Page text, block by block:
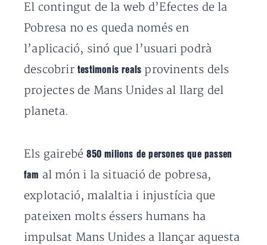
El contingut de la web d’Efectes de la
Pobresa no es queda només en
l’aplicació, sinó que l’usuari podrà
descobrirtestimonis reals provinents dels
projectes de Mans Unides al llarg del
planeta.
Els gairebé850 milions de persones que passen
fam al món i la situació de pobresa,
explotació, malaltia i injustícia que
pateixen molts éssers humans ha
impulsat Mans Unides a llançar aquesta